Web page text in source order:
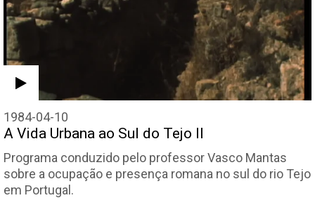
1984-04-10
A Vida Urbana ao Sul do Tejo II
Programa conduzido pelo professor Vasco Mantas
sobre a ocupação e presença romana no sul do rio Tejo
em Portugal.